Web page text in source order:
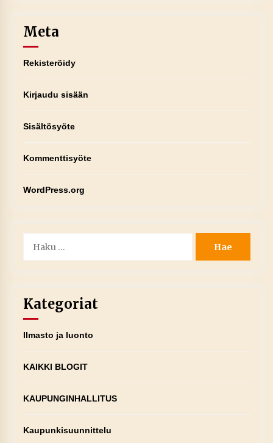
Meta
Rekisteröidy
Kirjaudu sisään
Sisältösyöte
Kommenttisyöte
WordPress.org
Kategoriat
Ilmasto ja luonto
KAIKKI BLOGIT
KAUPUNGINHALLITUS
Kaupunkisuunnittelu